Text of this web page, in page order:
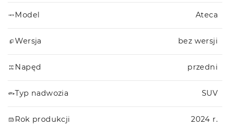
Model Ateca
Wersja bez wersji
Napęd przedni
Typ nadwozia SUV
Rok produkcji 2024 r.